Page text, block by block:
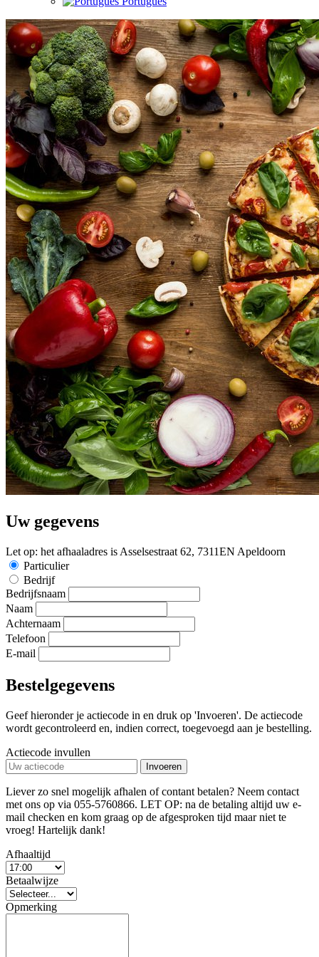
Uw gegevens
Let op: het afhaaladres is Asselsestraat 62, 7311EN Apeldoorn
Particulier
Bedrijf
Bedrijfsnaam
Naam
Achternaam
Telefoon
E-mail
Bestelgegevens
Geef hieronder je actiecode in en druk op 'Invoeren'. De actiecode
wordt gecontroleerd en, indien correct, toegevoegd aan je bestelling.
Actiecode invullen
Invoeren
Liever zo snel mogelijk afhalen of contant betalen? Neem contact
met ons op via 055-5760866. LET OP: na de betaling altijd uw e-
mail checken en kom graag op de afgesproken tijd maar niet te
vroeg! Hartelijk dank!
Afhaaltijd
Betaalwijze
Opmerking